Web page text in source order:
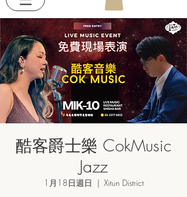
酷客爵士樂 CokMusic
Jazz
1月18日週日
  |
Xitun District